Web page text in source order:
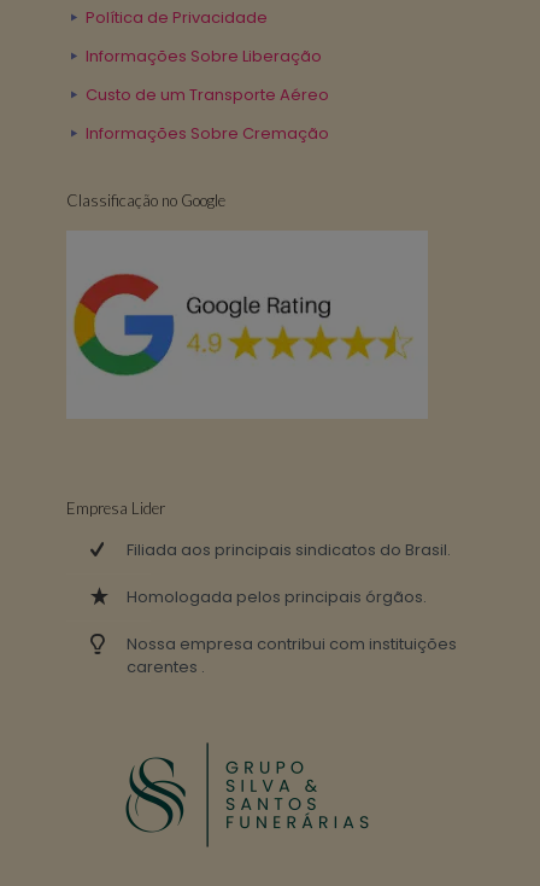
Política de Privacidade
Informações Sobre Liberação
Custo de um Transporte Aéreo
Informações Sobre Cremação
Classificação no Google
Empresa Lider
Filiada aos principais sindicatos do Brasil.
Homologada pelos principais órgãos.
Nossa empresa contribui com instituições
carentes .